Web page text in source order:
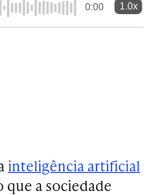
0:00 1.0x
inteligência artificial
que a sociedade